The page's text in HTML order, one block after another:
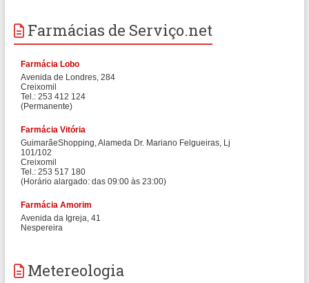
Farmácias de Serviço.net
Metereologia